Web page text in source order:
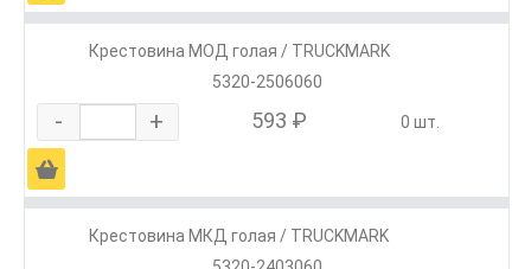
Крестовина МОД голая / TRUCKMARK
5320-2506060
- + 593 ₽ 0 шт.
Ä
Крестовина МКД голая / TRUCKMARK